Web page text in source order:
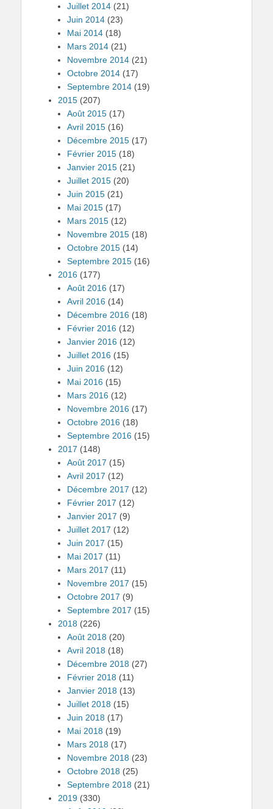
Juillet 2014 (21)
Juin 2014 (23)
Mai 2014 (18)
Mars 2014 (21)
Novembre 2014 (21)
Octobre 2014 (17)
Septembre 2014 (19)
2015 (207)
Août 2015 (17)
Avril 2015 (16)
Décembre 2015 (17)
Février 2015 (18)
Janvier 2015 (21)
Juillet 2015 (20)
Juin 2015 (21)
Mai 2015 (17)
Mars 2015 (12)
Novembre 2015 (18)
Octobre 2015 (14)
Septembre 2015 (16)
2016 (177)
Août 2016 (17)
Avril 2016 (14)
Décembre 2016 (18)
Février 2016 (12)
Janvier 2016 (12)
Juillet 2016 (15)
Juin 2016 (12)
Mai 2016 (15)
Mars 2016 (12)
Novembre 2016 (17)
Octobre 2016 (18)
Septembre 2016 (15)
2017 (148)
Août 2017 (15)
Avril 2017 (12)
Décembre 2017 (12)
Février 2017 (12)
Janvier 2017 (9)
Juillet 2017 (12)
Juin 2017 (15)
Mai 2017 (11)
Mars 2017 (11)
Novembre 2017 (15)
Octobre 2017 (9)
Septembre 2017 (15)
2018 (226)
Août 2018 (20)
Avril 2018 (18)
Décembre 2018 (27)
Février 2018 (11)
Janvier 2018 (13)
Juillet 2018 (15)
Juin 2018 (17)
Mai 2018 (19)
Mars 2018 (17)
Novembre 2018 (23)
Octobre 2018 (25)
Septembre 2018 (21)
2019 (330)